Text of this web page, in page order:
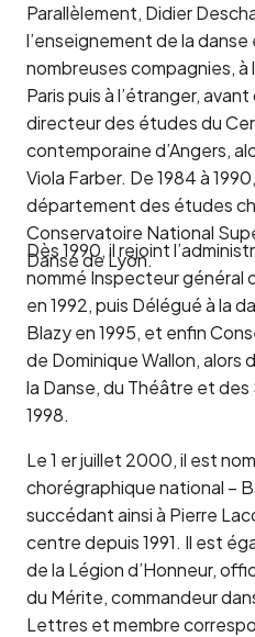
Parallèlement, Didier
l’enseignement de la
nombreuses compagnies, à
Paris puis à l’étranger,
directeur des études du
contemporaine d’Angers,
Viola Farber. De 1984 à
département des études
Conservatoire National
Danse de Lyon.
Dès 1990, il rejoint
nommé Inspecteur général
en 1992, puis Délégué à la
Blazy en 1995, et enfin
de Dominique Wallon, alors
la Danse, du Théâtre et
1998.
Le 1 er juillet 2000, il est
chorégraphique national –
succédant ainsi à Pierre
centre depuis 1991. Il est
de la Légion d’Honneur,
du Mérite, commandeur
Lettres et membre